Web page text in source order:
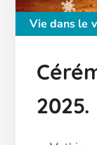
Vie dans le
2025.